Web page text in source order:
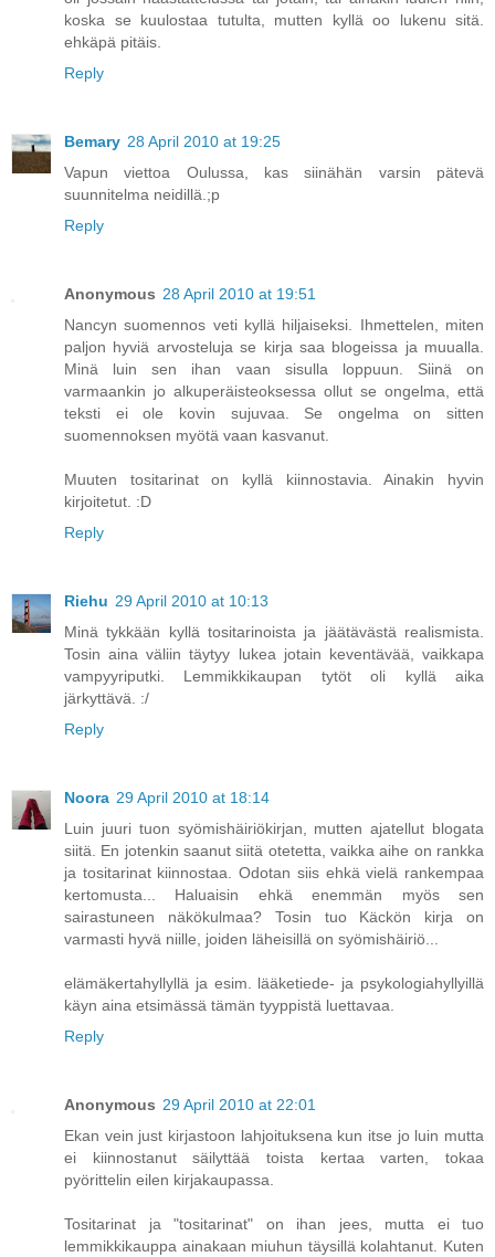
koska se kuulostaa tutulta, mutten kyllä oo lukenu sitä.
ehkäpä pitäis.
Reply
Bemary 28 April 2010 at 19:25
Vapun viettoa Oulussa, kas siinähän varsin pätevä
suunnitelma neidillä.;p
Reply
Anonymous 28 April 2010 at 19:51
Nancyn suomennos veti kyllä hiljaiseksi. Ihmettelen, miten
paljon hyviä arvosteluja se kirja saa blogeissa ja muualla.
Minä luin sen ihan vaan sisulla loppuun. Siinä on
varmaankin jo alkuperäisteoksessa ollut se ongelma, että
teksti ei ole kovin sujuvaa. Se ongelma on sitten
suomennoksen myötä vaan kasvanut.
Muuten tositarinat on kyllä kiinnostavia. Ainakin hyvin
kirjoitetut. :D
Reply
Riehu 29 April 2010 at 10:13
Minä tykkään kyllä tositarinoista ja jäätävästä realismista.
Tosin aina väliin täytyy lukea jotain keventävää, vaikkapa
vampyyriputki. Lemmikkikaupan tytöt oli kyllä aika
järkyttävä. :/
Reply
Noora 29 April 2010 at 18:14
Luin juuri tuon syömishäiriökirjan, mutten ajatellut blogata
siitä. En jotenkin saanut siitä otetetta, vaikka aihe on rankka
ja tositarinat kiinnostaa. Odotan siis ehkä vielä rankempaa
kertomusta... Haluaisin ehkä enemmän myös sen
sairastuneen näkökulmaa? Tosin tuo Käckön kirja on
varmasti hyvä niille, joiden läheisillä on syömishäiriö...
elämäkertahyllyllä ja esim. lääketiede- ja psykologiahyllyillä
käyn aina etsimässä tämän tyyppistä luettavaa.
Reply
Anonymous 29 April 2010 at 22:01
Ekan vein just kirjastoon lahjoituksena kun itse jo luin mutta
ei kiinnostanut säilyttää toista kertaa varten, tokaa
pyörittelin eilen kirjakaupassa.
Tositarinat ja "tositarinat" on ihan jees, mutta ei tuo
lemmikkikauppa ainakaan miuhun täysillä kolahtanut. Kuten